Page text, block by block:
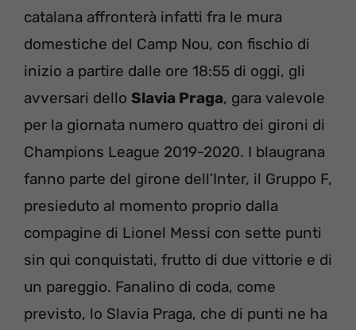
catalana affronterà infatti fra le mura
domestiche del Camp Nou, con fischio di
inizio a partire dalle ore 18:55 di oggi, gli
avversari dello Slavia Praga, gara valevole
per la giornata numero quattro dei gironi di
Champions League 2019-2020. I blaugrana
fanno parte del girone dell’Inter, il Gruppo F,
presieduto al momento proprio dalla
compagine di Lionel Messi con sette punti
sin qui conquistati, frutto di due vittorie e di
un pareggio. Fanalino di coda, come
previsto, lo Slavia Praga, che di punti ne ha